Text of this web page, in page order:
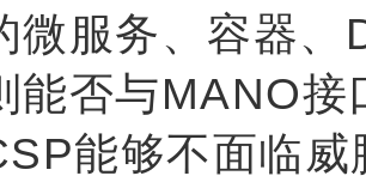
微服务、容器
能否与
能够不面临